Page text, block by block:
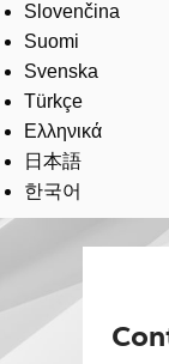
Slovenčina
Suomi
Svenska
Türkçe
Ελληνικά
日本語
한국어